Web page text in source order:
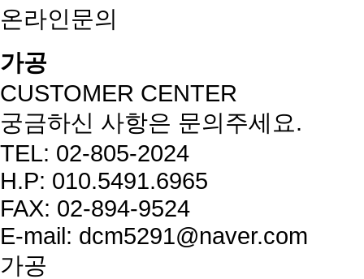
온라인문의
가공
CUSTOMER CENTER
궁금하신 사항은 문의주세요.
TEL: 02-805-2024
H.P: 010.5491.6965
FAX: 02-894-9524
E-mail: dcm5291@naver.com
가공